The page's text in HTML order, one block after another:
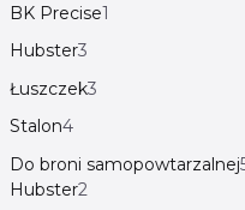
BK Precise1
Hubster3
Łuszczek3
Stalon4
Do broni samopowtarzalnej
Hubster2